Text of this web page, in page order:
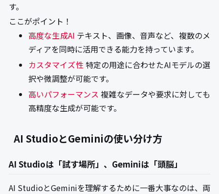
す。
ここがポイント！
高度な生成AI テキスト、画像、音声など、複数のメ
ディアを同時に活用できる能力を持っています。
カスタマイズ性特定の用途に合わせたAIモデルの選
択や微調整が可能です。
高いパフォーマンス 複雑なデータや要求に対しても
高精度な生成が可能です。
AI StudioとGeminiの使い分け方
AI Studioは「試す場所」、Geminiは「頭脳」
AI StudioとGeminiを理解するために一番大事なのは、両